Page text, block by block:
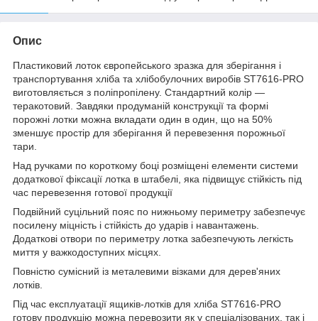
Опис
Пластиковий лоток європейського зразка для зберігання і
транспортування хліба та хлібобулочних виробів ST7616-PRO
виготовляється з поліпропілену. Стандартний колір —
теракотовий. Завдяки продуманій конструкції та формі
порожні лотки можна вкладати один в один, що на 50%
зменшує простір для зберігання й перевезення порожньої
тари.
Над ручками по короткому боці розміщені елементи системи
додаткової фіксації лотка в штабелі, яка підвищує стійкість під
час перевезення готової продукції
Подвійний суцільний пояс по нижньому периметру забезпечує
посилену міцність і стійкість до ударів і навантажень.
Додаткові отвори по периметру лотка забезпечують легкість
миття у важкодоступних місцях.
Повністю сумісний із металевими візками для дерев'яних
лотків.
Під час експлуатації ящиків-лотків для хліба ST7616-PRO
готову продукцію можна перевозити як у спеціалізованих, так і